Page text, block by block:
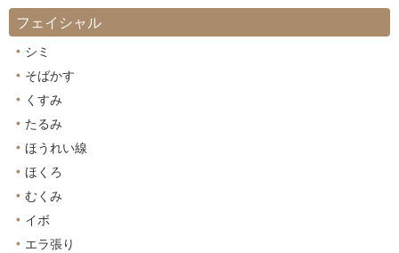
フェイシャル
シミ
そばかす
くすみ
たるみ
ほうれい線
ほくろ
むくみ
イボ
エラ張り